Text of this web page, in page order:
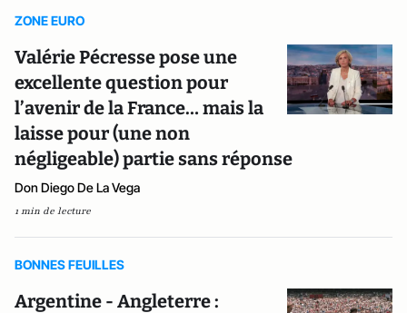
ZONE EURO
Valérie Pécresse pose une
excellente question pour
l’avenir de la France… mais la
laisse pour (une non
négligeable) partie sans réponse
Don Diego De La Vega
1 min de lecture
BONNES FEUILLES
Argentine - Angleterre :